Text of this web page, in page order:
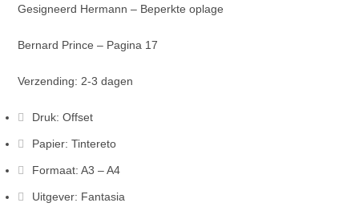
Gesigneerd Hermann – Beperkte oplage
Bernard Prince – Pagina 17
Verzending: 2-3 dagen
Druk: Offset
Papier: Tintereto
Formaat: A3 – A4
Uitgever: Fantasia